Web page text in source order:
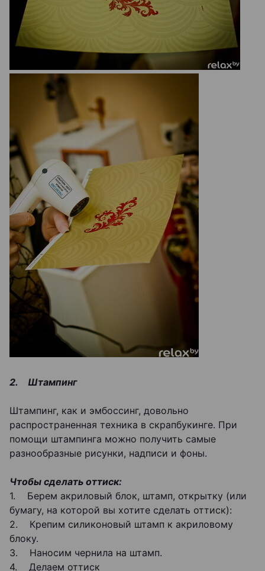
2. Штампинг
Штампинг, как и эмбоссинг, довольно
распространенная техника в скрапбукинге. При
помощи штампинга можно получить самые
разнообразные рисунки, надписи и фоны.
Чтобы сделать оттиск:
1. Берем акриловый блок, штамп, открытку (или
бумагу, на которой вы хотите сделать оттиск):
2. Крепим силиконовый штамп к акриловому
блоку.
3. Наносим чернила на штамп.
4. Делаем оттиск